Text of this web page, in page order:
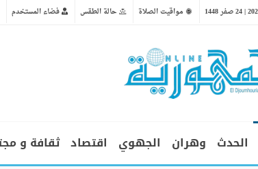
مواقيت الصلاة حالة الطقس فضاء المستخدم
الحدث وهران الجهوي اقتصاد ثقافة و